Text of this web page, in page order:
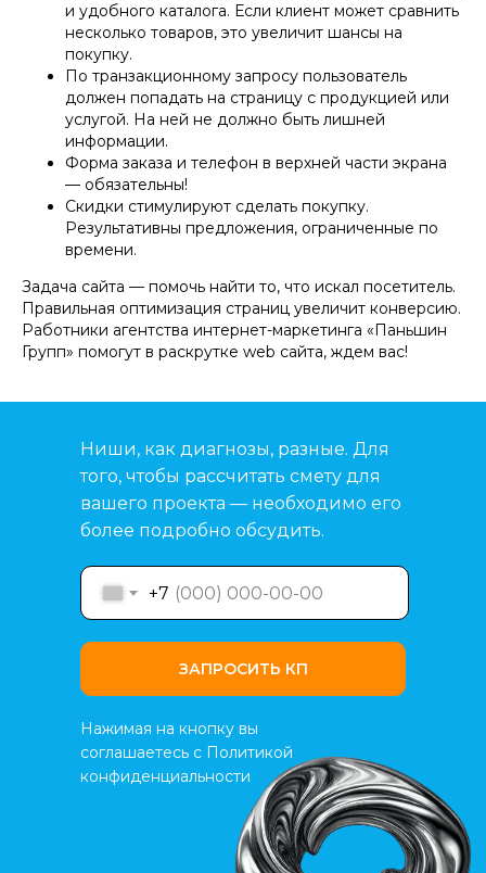
и удобного каталога. Если клиент может сравнить
несколько товаров, это увеличит шансы на
покупку.
По транзакционному запросу пользователь
должен попадать на страницу с продукцией или
услугой. На ней не должно быть лишней
информации.
Форма заказа и телефон в верхней части экрана
— обязательны!
Скидки стимулируют сделать покупку.
Результативны предложения, ограниченные по
времени.
Задача сайта — помочь найти то, что искал посетитель.
Правильная оптимизация страниц увеличит конверсию.
Работники агентства интернет-маркетинга «Паньшин
Групп» помогут в раскрутке web сайта, ждем вас!
Ниши, как диагнозы, разные. Для
того, чтобы рассчитать смету для
вашего проекта — необходимо его
более подробно обсудить.
Нажимая на кнопку вы
соглашаетесь с Политикой
конфиденциальности
+7
ЗАПРОСИТЬ КП